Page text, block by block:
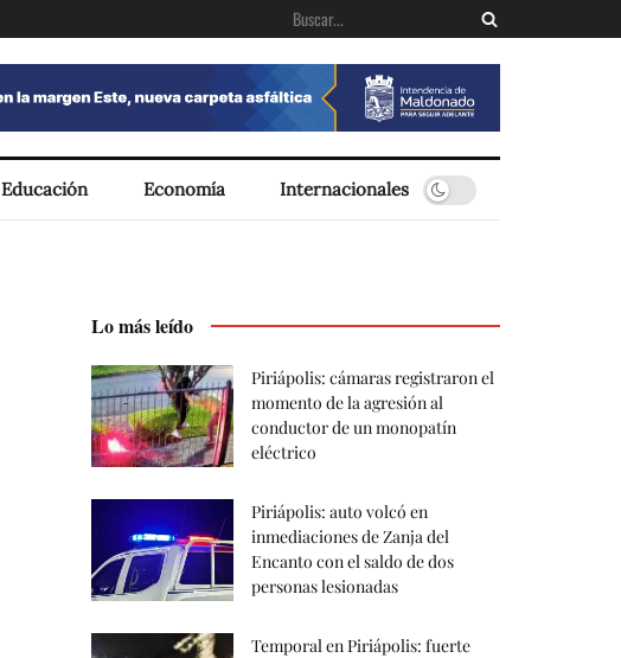
Educación Economía Internacionales
Lo más leído
Piriápolis: cámaras registraron el
momento de la agresión al
conductor de un monopatín
eléctrico
Piriápolis: auto volcó en
inmediaciones de Zanja del
Encanto con el saldo de dos
personas lesionadas
Temporal en Piriápolis: fuerte